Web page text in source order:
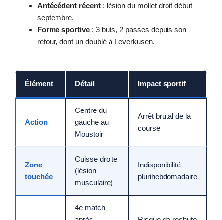
Antécédent récent : lésion du mollet droit début
septembre.
Forme sportive : 3 buts, 2 passes depuis son
retour, dont un doublé à Leverkusen.
Élément Détail Impact sportif
Action
Centre du
gauche au
Moustoir
Arrêt brutal de la
course
Zone
touchée
Cuisse droite
(lésion
musculaire)
Indisponibilité
plurihebdomadaire
4e match